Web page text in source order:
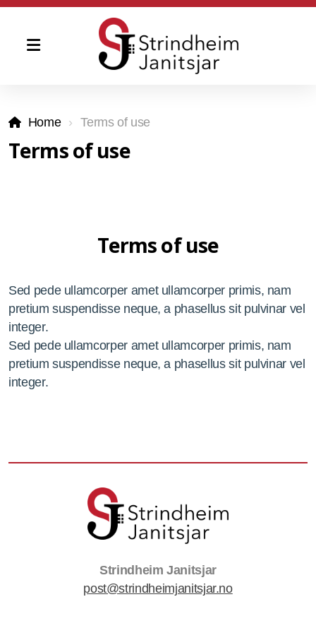
Home Terms of use
Terms of use
Terms of use
Sed pede ullamcorper amet ullamcorper primis, nam
pretium suspendisse neque, a phasellus sit pulvinar vel
integer.
Sed pede ullamcorper amet ullamcorper primis, nam
pretium suspendisse neque, a phasellus sit pulvinar vel
integer.
Strindheim Janitsjar
post@strindheimjanitsjar.no
Historie
NM Janitsjar
Dugnad